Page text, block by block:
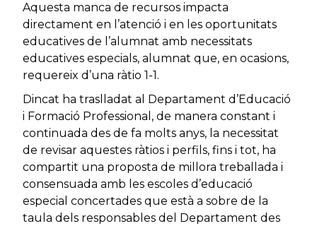
Aquesta manca de recursos impacta
directament en l’atenció i en les oportunitats
educatives de l’alumnat amb necessitats
educatives especials, alumnat que, en ocasions,
requereix d’una ràtio 1-1.
Dincat ha traslladat al Departament d’Educació
i Formació Professional, de manera constant i
continuada des de fa molts anys, la necessitat
de revisar aquestes ràtios i perfils, fins i tot, ha
compartit una proposta de millora treballada i
consensuada amb les escoles d’educació
especial concertades que està a sobre de la
taula dels responsables del Departament des